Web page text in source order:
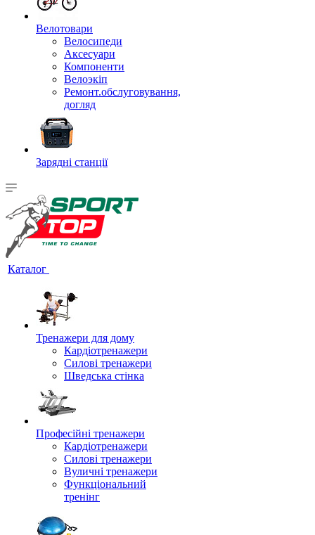
Велотовари
Велосипеди
Аксесуари
Компоненти
Велоэкіп
Ремонт.обслуговування,
догляд
Зарядні станції
Каталог
Тренажери для дому
Кардіотренажери
Силові тренажери
Шведська стінка
Професійні тренажери
Кардіотренажери
Силові тренажери
Вуличні тренажери
Функціональний
тренінг